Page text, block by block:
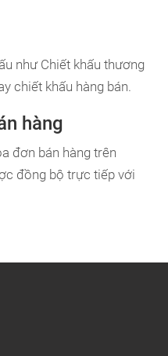
như Chiết khấu thương
chiết khấu hàng bán.
hàng
đơn bán hàng trên
đồng bộ trực tiếp với